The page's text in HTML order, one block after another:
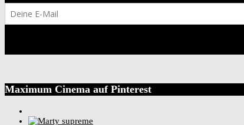
Maximum Cinema auf Pinterest